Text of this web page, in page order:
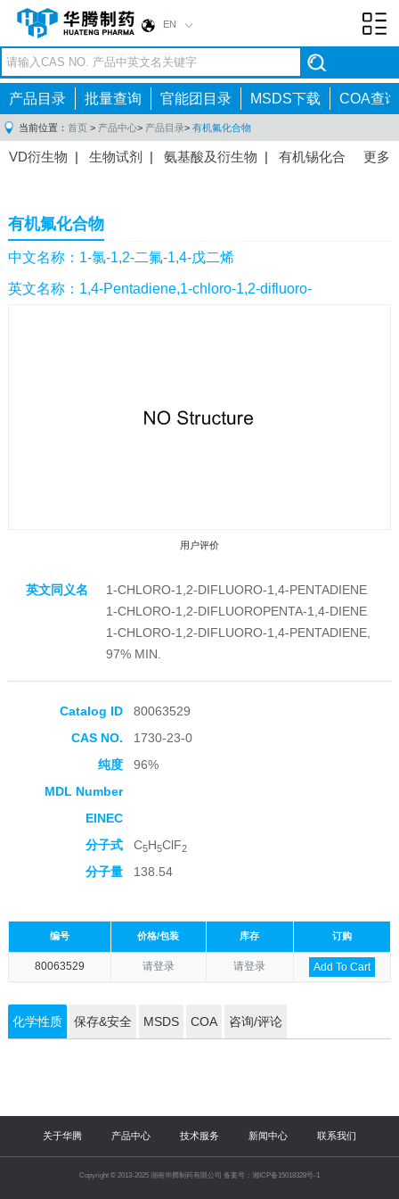
EN
产品目录 批量查询 官能团目录 MSDS下载 COA查询
当前位置： 首页 > 产品中心> 产品目录> 有机氟化合物
更多
VD衍生物 | 生物试剂 | 氨基酸及衍生物 | 有机锡化合
间体|抗高血压药物中间体
感染药物中间体|
体 |抗精神病药物中间体 | 抗炎药物中间体
药中间体|其他原料药中间体|
有机氟化合物
中文名称：1-氯-1,2-二氟-1,4-戊二烯
英文名称：1,4-Pentadiene,1-chloro-1,2-difluoro-
用户评价
英文同义名
1-CHLORO-1,2-DIFLUORO-1,4-PENTADIENE
1-CHLORO-1,2-DIFLUOROPENTA-1,4-DIENE
1-CHLORO-1,2-DIFLUORO-1,4-PENTADIENE,
97% MIN.
Catalog ID
80063529
CAS NO.
1730-23-0
纯度
96%
MDL Number
EINEC
分子式
C5H5ClF2
分子量 138.54
编号 价格/包装 库存 订购
80063529 请登录 请登录 Add To Cart
化学性质 保存&安全 MSDS COA 咨询/评论
关于华腾 产品中心 技术服务 新闻中心 联系我们
Copyright © 2013-2025 湖南华腾制药有限公司 备案号：湘ICP备15018328号-1